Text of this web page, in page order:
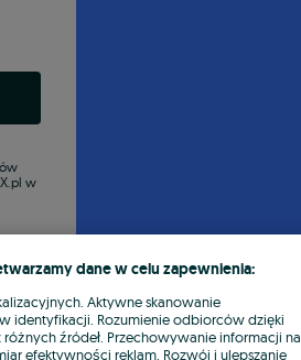
w
dane w celu zapewnienia:
Aktywne skanowanie
identyfikacji. Rozumienie odbiorców dzięki
źródeł. Przechowywanie informacji na
efektywności reklam. Rozwój i ulepszanie